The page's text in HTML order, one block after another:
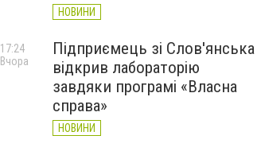
НОВИНИ
Підприємець зі Слов'янська
відкрив лабораторію
завдяки програмі «Власна
справа»
НОВИНИ
17:24
Вчора